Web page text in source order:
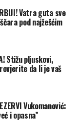
Vatra guta sve
pod najžešćim
Stižu pljuskovi,
da li je vaš
Vukomanović:
i opasna”